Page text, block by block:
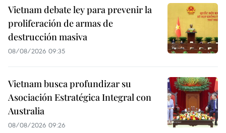
Vietnam debate ley para prevenir la
proliferación de armas de
destrucción masiva
08/08/2026 09:35
Vietnam busca profundizar su
Asociación Estratégica Integral con
Australia
08/08/2026 09:26